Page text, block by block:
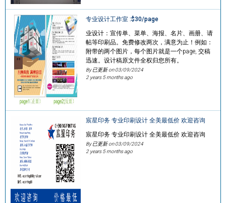
专业设计工作室 :$30/page
业设计：宣传单、菜单、海报、名片、画册、请
帖等印刷品。免费修改两次，满意为止！例如：
附带的两个图片，每个图片就是一个page, 交稿
迅速。设计稿原文件全权归您所有。
By 已更新 on03/09/2024
2 years 5 months ago
宸星印务 专业印刷设计 全美最低价 欢迎咨询
宸星印务 专业印刷设计 全美最低价 欢迎咨询
By 已更新 on03/09/2024
2 years 5 months ago